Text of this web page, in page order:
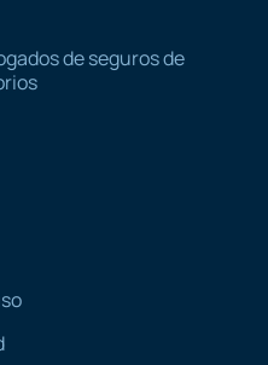
de seguros de